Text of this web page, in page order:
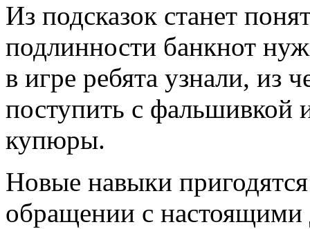
Из подсказок станет
подлинности банкнот
в игре ребята узнали, из
поступить с фальшивкой
купюры.
Новые навыки
обращении с настоящими